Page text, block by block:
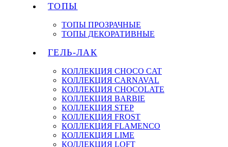
ТОПЫ
ТОПЫ ПРОЗРАЧНЫЕ
ТОПЫ ДЕКОРАТИВНЫЕ
ГЕЛЬ-ЛАК
КОЛЛЕКЦИЯ CHOCO CAT
КОЛЛЕКЦИЯ CARNAVAL
КОЛЛЕКЦИЯ CHOCOLATE
КОЛЛЕКЦИЯ BARBIE
КОЛЛЕКЦИЯ STEP
КОЛЛЕКЦИЯ FROST
КОЛЛЕКЦИЯ FLAMENCO
КОЛЛЕКЦИЯ LIME
КОЛЛЕКЦИЯ LOFT